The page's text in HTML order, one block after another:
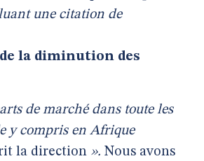
une citation de
la diminution des
de marché dans toute les
y compris en Afrique
la direction ». Nous avons